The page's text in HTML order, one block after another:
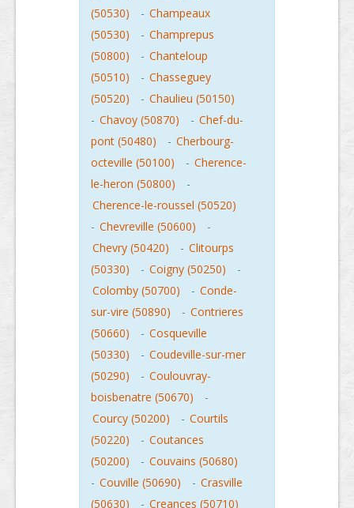
(50530)
- Champeaux
(50530)
- Champrepus
(50800)
- Chanteloup
(50510)
- Chasseguey
(50520)
- Chaulieu (50150)
- Chavoy (50870) - Chef-du-
pont (50480)
- Cherbourg-
octeville (50100)
- Cherence-
le-heron (50800)
-
Cherence-le-roussel (50520)
- Chevreville (50600)
-
Chevry (50420)
- Clitourps
(50330)
- Coigny (50250)
-
Colomby (50700)
- Conde-
sur-vire (50890)
- Contrieres
(50660)
- Cosqueville
(50330)
- Coudeville-sur-mer
(50290)
- Coulouvray-
boisbenatre (50670)
-
Courcy (50200)
- Courtils
(50220)
- Coutances
(50200)
- Couvains (50680)
- Couville (50690) - Crasville
(50630)
- Creances (50710)